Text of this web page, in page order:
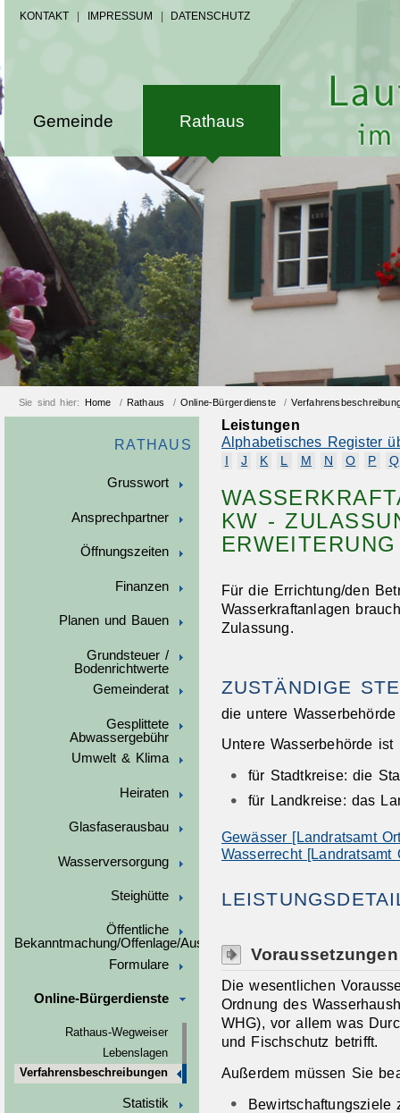
KONTAKT IMPRESSUM DATENSCHUTZ
Gemeinde Rathaus
Sie sind hier: Home / Rathaus / Online-Bürgerdienste /
RATHAUS
Grusswort
Ansprechpartner
Öffnungszeiten
Finanzen
Planen und Bauen
Grundsteuer /
Bodenrichtwerte
Gemeinderat
Gesplittete
Abwassergebühr
Umwelt & Klima
Heiraten
Glasfaserausbau
Wasserversorgung
Steighütte
Öffentliche
Bekanntmachung/Offenlage/Ausschreibungen
Formulare
Online-Bürgerdienste
Rathaus-Wegweiser
Lebenslagen
Verfahrensbeschreibungen
Statistik
Leistungen
Alphabetisches Register
J K L M N O P Q
KW -
Für die Errichtung/den
Wasserkraftanlagen
Zulassung.
ZUSTÄNDIGE
die untere Wasserbehörde
Untere Wasserbehörde ist
für Stadtkreise: die
für Landkreise: das
Gewässer [Landratsamt
Wasserrecht [Landratsamt
Voraussetzungen
Die wesentlichen
Ordnung des
WHG), vor allem was
und Fischschutz betrifft.
Außerdem müssen Sie
Bewirtschaftungsziele